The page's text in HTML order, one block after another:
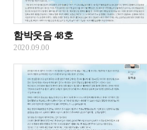
함박웃음 48호
2020.09.00